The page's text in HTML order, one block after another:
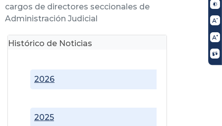
cargos de directores seccionales de
Administración Judicial
Histórico de Noticias
2025
2026